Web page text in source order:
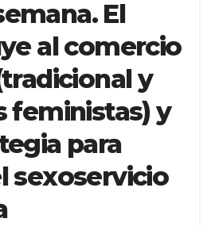
El
al comercio
y
feministas) y
para
sexoservicio